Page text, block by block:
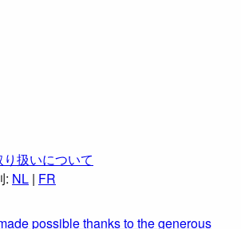
扱いについて
: NL | FR
possible thanks to the generous